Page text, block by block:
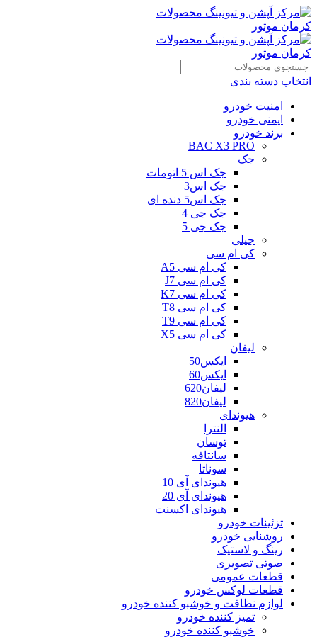
انتخاب دسته بندی
امنیت خودرو
ایمنی خودرو
برند خودرو
BAC X3 PRO
جک
جک اس 5 اتومات
جک اس3
جک اس5 دنده ای
جک جی 4
جک جی 5
جیلی
کی ام سی
کی ام سی A5
کی ام سی J7
کی ام سی K7
کی ام سی T8
کی ام سی T9
کی ام سی X5
لیفان
ایکس50
ایکس60
لیفان620
لیفان820
هیوندای
النترا
توسان
سانتافه
سوناتا
هیوندای آی 10
هیوندای آی 20
هیوندای اکسنت
تزئینات خودرو
روشنایی خودرو
رینگ و لاستیک
صوتی تصویری
قطعات عمومی
قطعات لوکس خودرو
لوازم نظافت و خوشبو کننده خودرو
تمیز کننده خودرو
خوشبو کننده خودرو